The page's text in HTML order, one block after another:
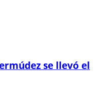
se llevó el